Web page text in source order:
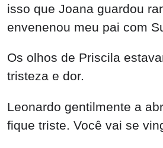
isso que Joana guardou
envenenou meu pai com
Os olhos de Priscila
tristeza e dor.
Leonardo gentilmente a
fique triste. Você vai se